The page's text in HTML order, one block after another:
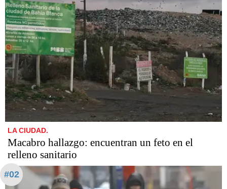
LA CIUDAD.
Macabro hallazgo: encuentran un feto en el
relleno sanitario
#02